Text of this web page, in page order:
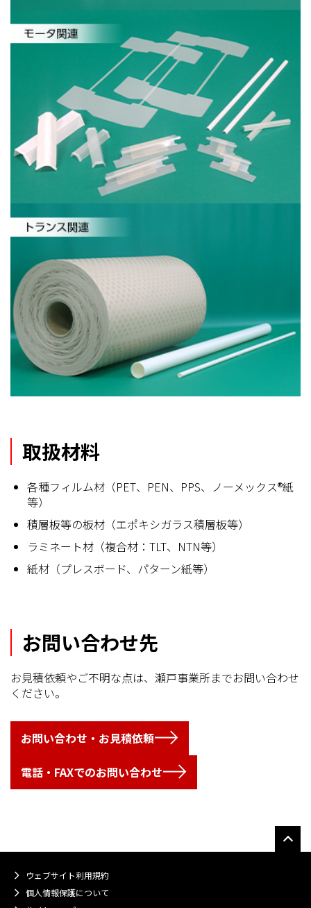
取扱材料
各種フィルム材（PET、PEN、PPS、ノーメックス®紙
等）
積層板等の板材（エポキシガラス積層板等）
ラミネート材（複合材：TLT、NTN等）
紙材（プレスボード、パターン紙等）
お問い合わせ先
お見積依頼やご不明な点は、瀬戸事業所までお問い合わせ
ください。
お問い合わせ・お見積依頼
電話・FAXでのお問い合わせ
ウェブサイト利用規約
個人情報保護について